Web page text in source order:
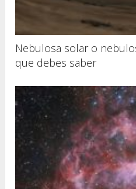
Nebulosa solar o
que debes saber